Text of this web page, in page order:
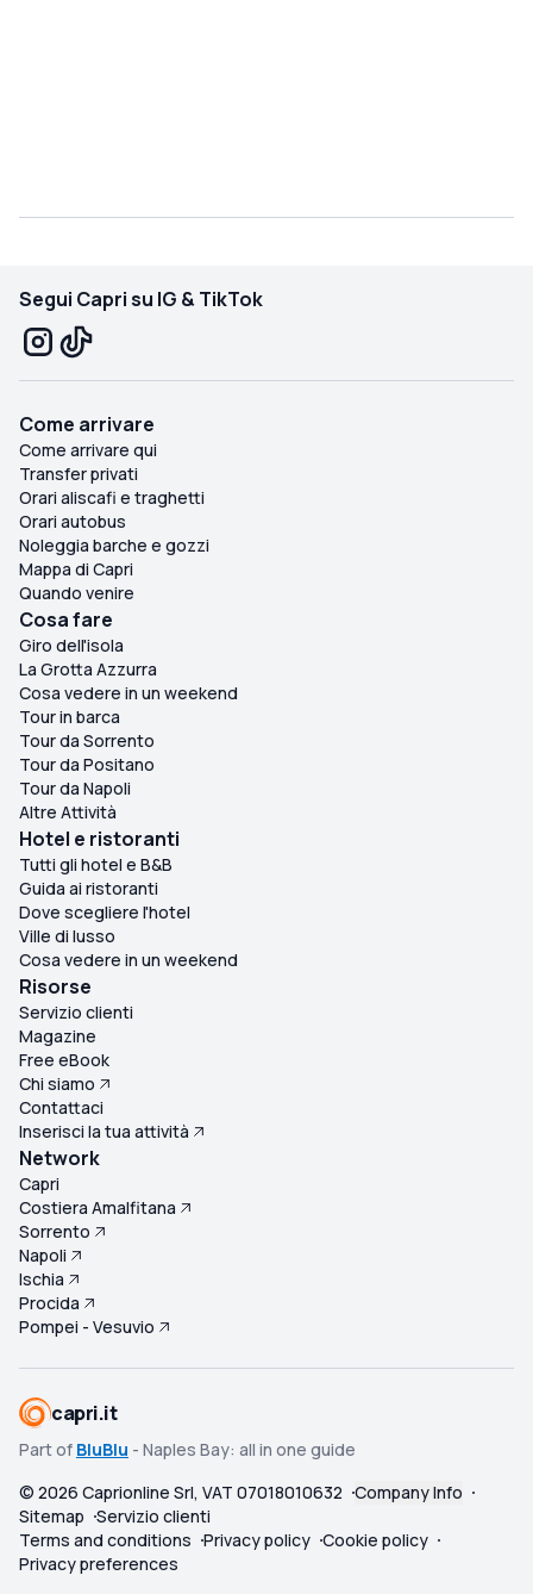
Segui Capri su IG & TikTok
Come arrivare
Come arrivare qui
Transfer privati
Orari aliscafi e traghetti
Orari autobus
Noleggia barche e gozzi
Mappa di Capri
Quando venire
Cosa fare
Giro dell'isola
La Grotta Azzurra
Cosa vedere in un weekend
Tour in barca
Tour da Sorrento
Tour da Positano
Tour da Napoli
Altre Attività
Hotel e ristoranti
Tutti gli hotel e B&B
Guida ai ristoranti
Dove scegliere l'hotel
Ville di lusso
Cosa vedere in un weekend
Risorse
Servizio clienti
Magazine
Free eBook
Chi siamo
Contattaci
Inserisci la tua attività
Network
Capri
Costiera Amalfitana
Sorrento
Napoli
Ischia
Procida
Pompei - Vesuvio
capri.it
Part of BluBlu - Naples Bay: all in one guide
© 2026 Caprionline Srl, VAT 07018010632 Company Info
Sitemap Servizio clienti
Terms and conditions Privacy policy Cookie policy
Privacy preferences